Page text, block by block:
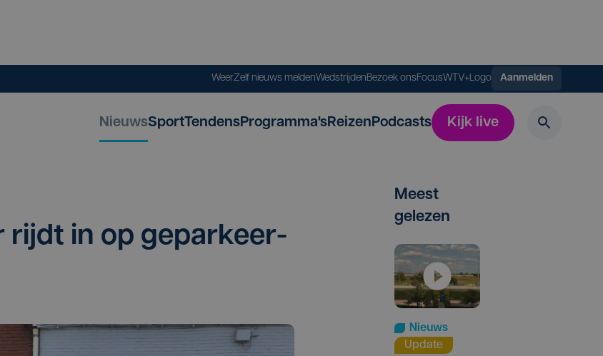
WeerZelf nieuws meldenWedstrijdenBezoek onsFocusWTV+Logo Aanmelden
NieuwsSportTendensProgramma'sReizenPodcasts Kijk live
rijdt in op gepar­keer­
Meest
gelezen
Nieuws
Update